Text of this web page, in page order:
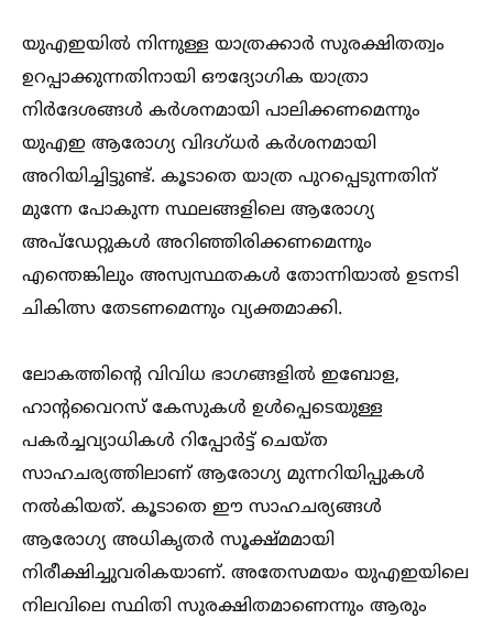
യുഎഇയില്‍ നിന്നുള്ള യാത്രക്കാർ സുരക്ഷിതത്വം
ഉറപ്പാക്കുന്നതിനായി ഔദ്യോഗിക യാത്രാ
നിർദേശങ്ങള്‍ കർശനമായി പാലിക്കണമെന്നും
യുഎഇ ആരോഗ്യ വിദഗ്ധർ കർശനമായി
അറിയിച്ചിട്ടുണ്ട്. കൂടാതെ യാത്ര പുറപ്പെടുന്നതിന്
മുന്നേ പോകുന്ന സ്ഥലങ്ങളിലെ ആരോഗ്യ
അപ്‌ഡേറ്റുകള്‍ അറിഞ്ഞിരിക്കണമെന്നും
എന്തെങ്കിലും അസ്വസ്ഥതകള്‍ തോന്നിയാല്‍ ഉടനടി
ചികിത്സ തേടണമെന്നും വ്യക്തമാക്കി.
ലോകത്തിന്റെ വിവിധ ഭാഗങ്ങളില്‍ ഇബോള,
ഹാന്റവൈറസ് കേസുകള്‍ ഉള്‍പ്പെടെയുള്ള
പകർച്ചവ്യാധികള്‍ റിപ്പോർട്ട് ചെയ്ത
സാഹചര്യത്തിലാണ് ആരോഗ്യ മുന്നറിയിപ്പുകള്‍
നല്‍കിയത്. കൂടാതെ ഈ സാഹചര്യങ്ങള്‍
ആരോഗ്യ അധികൃതർ സൂക്ഷ്മമായി
നിരീക്ഷിച്ചുവരികയാണ്. അതേസമയം യുഎഇയിലെ
നിലവിലെ സ്ഥിതി സുരക്ഷിതമാണെന്നും ആരും